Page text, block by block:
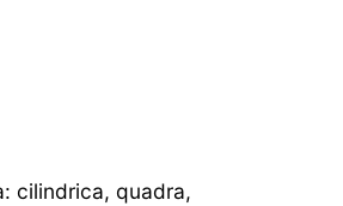
cilindrica, quadra,